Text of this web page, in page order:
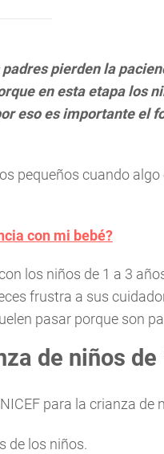
pierden la
en esta etapa los
eso es importante el
pequeños cuando
con mi bebé?
los niños de 1 a 3
frustra a sus
pasar porque son
de niños de
para la crianza de
de los niños.